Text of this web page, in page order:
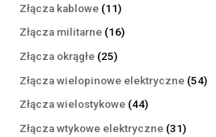
Złącza kablowe 1111
produktów
Złącza militarne 1616
Złącza okrągłe 2525
produktów
Złącza wielopinowe elektryczne 5454
Złącza wielostykowe 4444
produkty
Złącza wtykowe elektryczne 3131